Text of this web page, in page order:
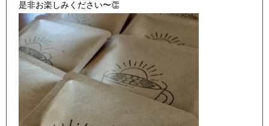
是非お楽しみください〜👏